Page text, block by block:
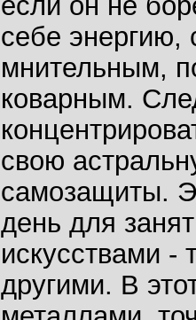
себе энергию,
мнительным,
коварным.
свою
самозащиты.
день для
искусствами -
другими. В